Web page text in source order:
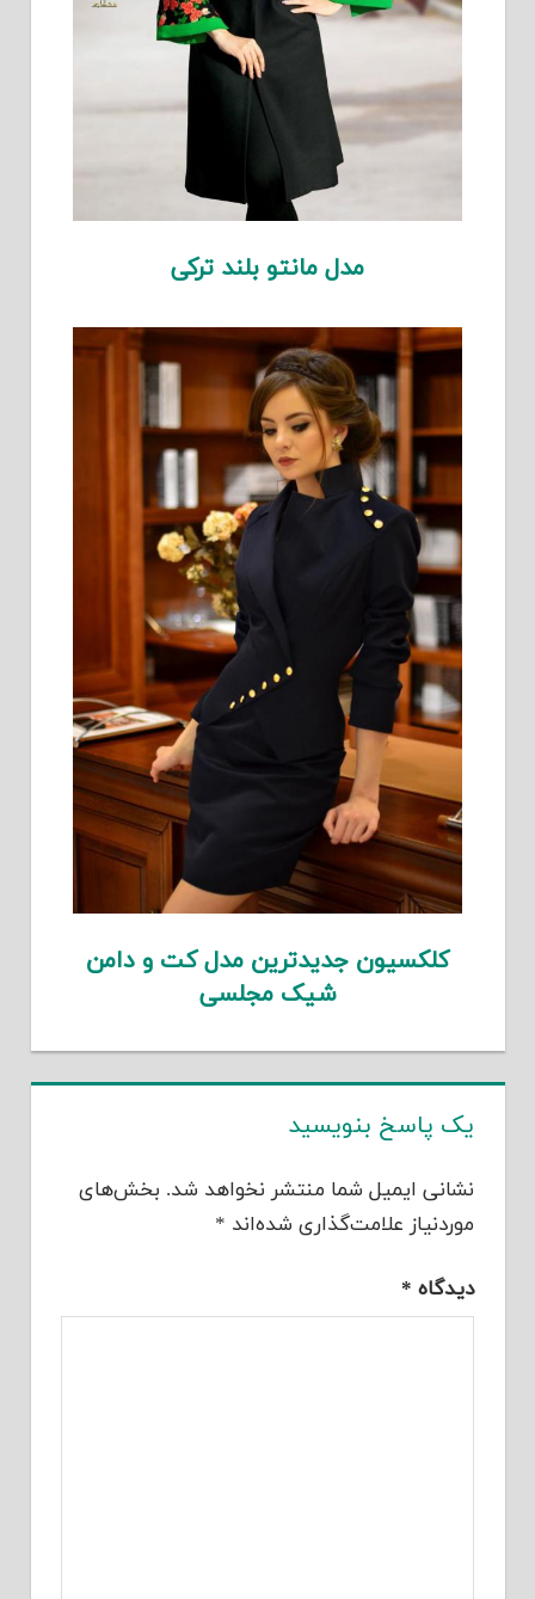
مدل مانتو بلند ترکی
کلکسیون جدیدترین مدل کت و دامن
شیک مجلسی
یک پاسخ بنویسید
نشانی ایمیل شما منتشر نخواهد شد. بخش‌های
موردنیاز علامت‌گذاری شده‌اند *
دیدگاه *